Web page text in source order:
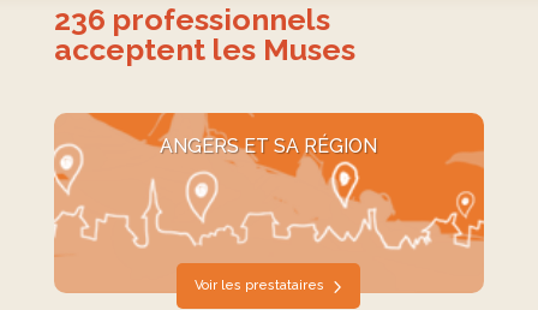
236 professionnels
acceptent les Muses
ANGERS ET SA RÉGION
Voir les prestataires